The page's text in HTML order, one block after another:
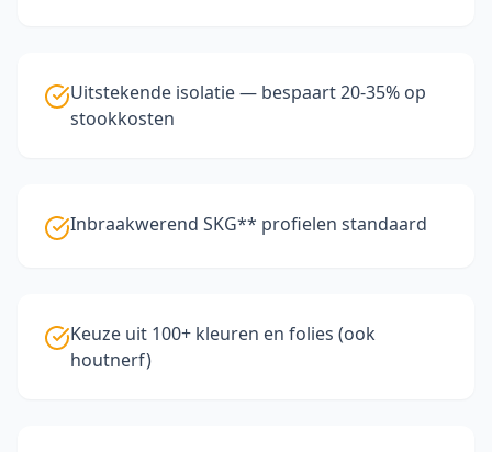
Uitstekende isolatie — bespaart 20-35% op
stookkosten
Inbraakwerend SKG** profielen standaard
Keuze uit 100+ kleuren en folies (ook
houtnerf)